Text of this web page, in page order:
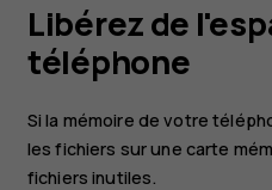
Nokia
G21
Libérez de
téléphone
Si la mémoire de votre
les fichiers sur une carte
fichiers inutiles.